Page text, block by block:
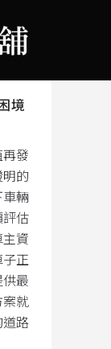
境
發
的
輛
估
資
正
最
就
路